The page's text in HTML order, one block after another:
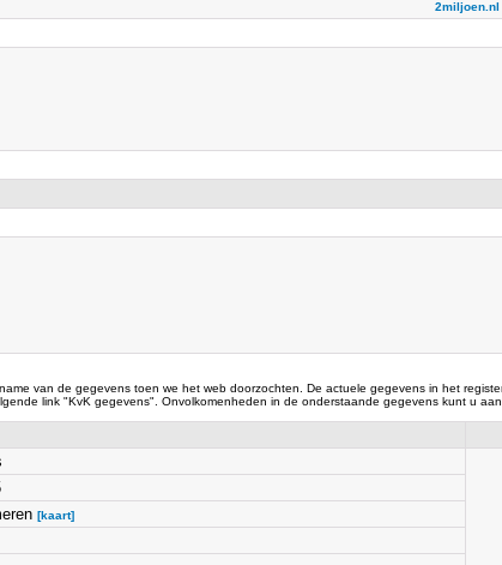
2miljoen.nl
van de gegevens toen we het web doorzochten. De actuele gegevens in het
link "KvK gegevens". Onvolkomenheden in de onderstaande gegevens kunt u
[kaart]